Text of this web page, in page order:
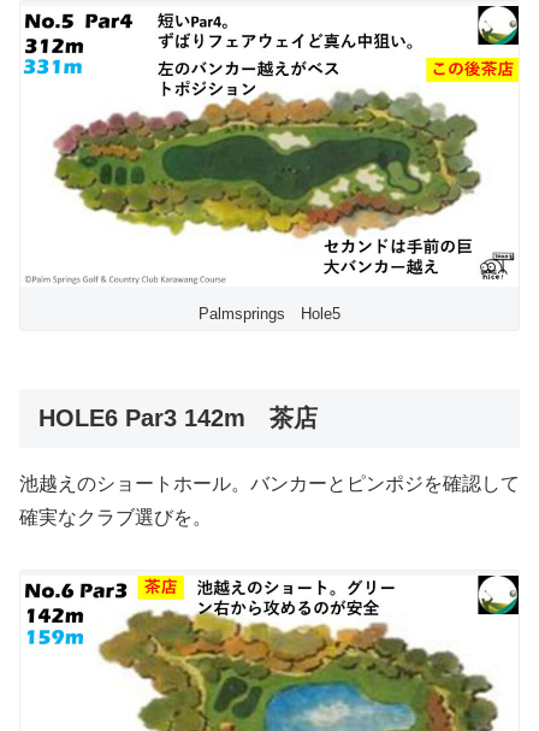
Palmsprings Hole5
HOLE6 Par3 142m 茶店
池越えのショートホール。バンカーとピンポジを確認して
確実なクラブ選びを。